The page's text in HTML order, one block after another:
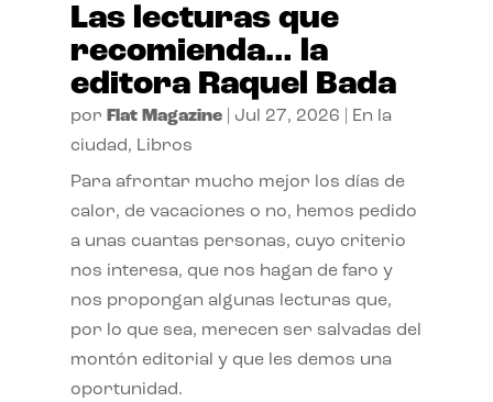
Las lecturas que
recomienda… la
editora Raquel Bada
por Flat Magazine| Jul 27, 2026
En la
ciudad, Libros
Para afrontar mucho mejor los días de
calor, de vacaciones o no, hemos pedido
a unas cuantas personas, cuyo criterio
nos interesa, que nos hagan de faro y
nos propongan algunas lecturas que,
por lo que sea, merecen ser salvadas del
montón editorial y que les demos una
oportunidad.